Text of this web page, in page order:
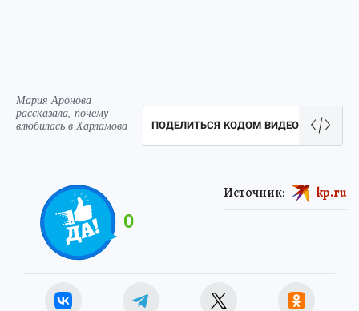
Мария Аронова
рассказала, почему
влюбилась в Харламова
ПОДЕЛИТЬСЯ КОДОМ ВИДЕО
0
Источник: kp.ru